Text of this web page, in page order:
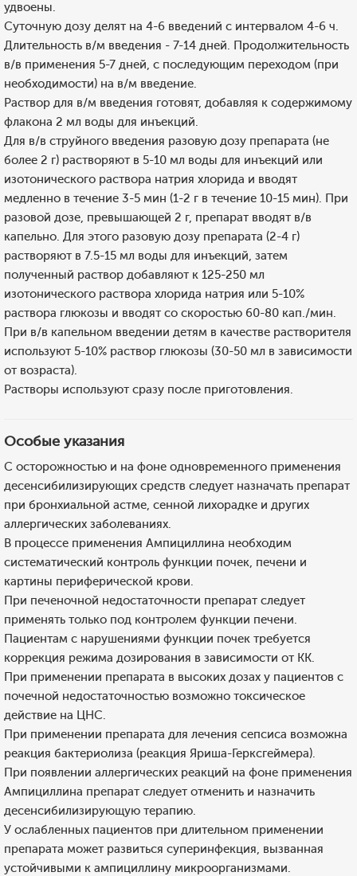
удвоены.
Суточную дозу делят на 4-6 введений с интервалом 4-6 ч.
Длительность в/м введения - 7-14 дней. Продолжительность
в/в применения 5-7 дней, с последующим переходом (при
необходимости) на в/м введение.
Раствор для в/м введения готовят, добавляя к содержимому
флакона 2 мл воды для инъекций.
Для в/в струйного введения разовую дозу препарата (не
более 2 г) растворяют в 5-10 мл воды для инъекций или
изотонического раствора натрия хлорида и вводят
медленно в течение 3-5 мин (1-2 г в течение 10-15 мин). При
разовой дозе, превышающей 2 г, препарат вводят в/в
капельно. Для этого разовую дозу препарата (2-4 г)
растворяют в 7.5-15 мл воды для инъекций, затем
полученный раствор добавляют к 125-250 мл
изотонического раствора хлорида натрия или 5-10%
раствора глюкозы и вводят со скоростью 60-80 кап./мин.
При в/в капельном введении детям в качестве растворителя
используют 5-10% раствор глюкозы (30-50 мл в зависимости
от возраста).
Растворы используют сразу после приготовления.
Особые указания
С осторожностью и на фоне одновременного применения
десенсибилизирующих средств следует назначать препарат
при бронхиальной астме, сенной лихорадке и других
аллергических заболеваниях.
В процессе применения Ампициллина необходим
систематический контроль функции почек, печени и
картины периферической крови.
При печеночной недостаточности препарат следует
применять только под контролем функции печени.
Пациентам с нарушениями функции почек требуется
коррекция режима дозирования в зависимости от КК.
При применении препарата в высоких дозах у пациентов с
почечной недостаточностью возможно токсическое
действие на ЦНС.
При применении препарата для лечения сепсиса возможна
реакция бактериолиза (реакция Яриша-Герксгеймера).
При появлении аллергических реакций на фоне применения
Ампициллина препарат следует отменить и назначить
десенсибилизирующую терапию.
У ослабленных пациентов при длительном применении
препарата может развиться суперинфекция, вызванная
устойчивыми к ампициллину микроорганизмами.